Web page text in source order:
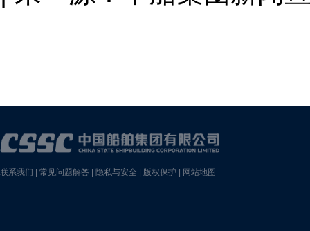
联系我们 常见问题解答 隐私与安全 版权保护 网站地图